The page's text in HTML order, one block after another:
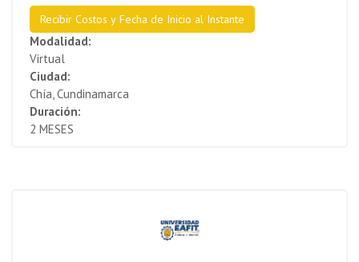
Recibir Costos y Fecha de Inicio al Instante
Modalidad:
Virtual
Ciudad:
Chía, Cundinamarca
Duración:
2 MESES